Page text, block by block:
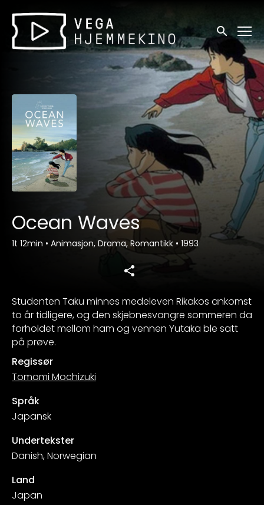
Tilgjengelighetslenker
Søk
Ocean Waves
1t 12min • Animasjon, Drama, Romantikk • 1993
Studenten Taku minnes medeleven Rikakos ankomst
to år tidligere, og den skjebnesvangre sommeren da
forholdet mellom ham og vennen Yutaka ble satt
på prøve.
Regissør
Tomomi Mochizuki
Språk
Japansk
Undertekster
Danish, Norwegian
Land
Japan